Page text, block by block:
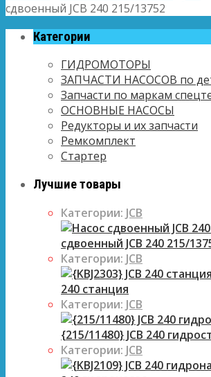
сдвоенный JCB 240 215/13752
Категории
ГИДРОМОТОРЫ
ЗАПЧАСТИ НАСОСОВ по
Запчасти по маркам
ОСНОВНЫЕ НАСОСЫ
Редукторы и их запчасти
Ремкомплект
Стартер
Лучшие товары
Категории: JCB
сдвоенный JCB 240 215/
Категории: JCB
240 станция
Категории: JCB
{215/11480} JCB 240
Категории: JCB